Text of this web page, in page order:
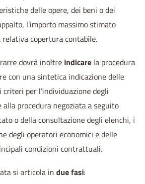
delle opere, dei beni o dei
l’importo massimo stimato
relativa copertura contabile.
dovrà inoltre indicare la procedura
con una sintetica indicazione delle
per l’individuazione degli
procedura negoziata a seguito
o della consultazione degli elenchi, i
degli operatori economici e delle
condizioni contrattuali.
si articola in due fasi: